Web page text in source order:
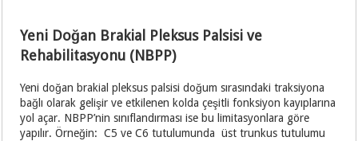
Yeni Doğan Brakial Pleksus Palsisi ve
Rehabilitasyonu (NBPP)
Yeni doğan brakial pleksus palsisi doğum sırasındaki traksiyona
bağlı olarak gelişir ve etkilenen kolda çeşitli fonksiyon kayıplarına
yol açar. NBPP’nin sınıflandırması ise bu limitasyonlara göre
yapılır. Örneğin: C5 ve C6 tutulumunda üst trunkus tutulumu